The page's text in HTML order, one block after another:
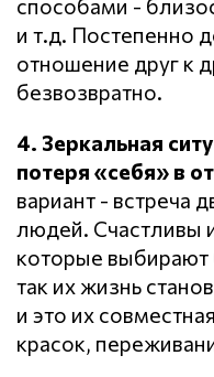
способами -
и т.д. Постепенно
отношение друг к
безвозвратно.
4. Зеркальная
потеря «себя» в
вариант - встреча
людей. Счастливы
которые выбирают
так их жизнь
и это их
красок,